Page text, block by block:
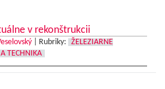
v rekonštrukcii
Rubriky:
ŽELEZIARNE
TECHNIKA